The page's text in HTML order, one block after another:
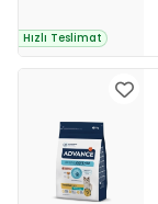
Hızlı Teslimat